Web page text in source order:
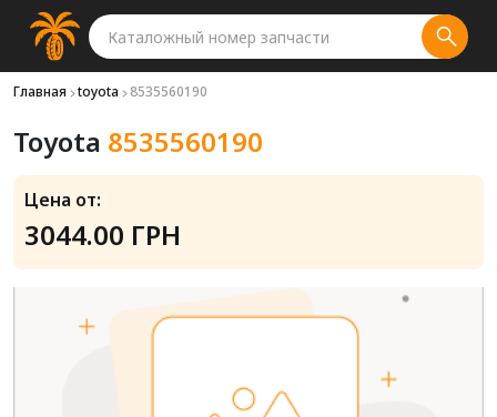
Главная toyota 8535560190
Toyota 8535560190
Цена от:
3044.00 ГРН